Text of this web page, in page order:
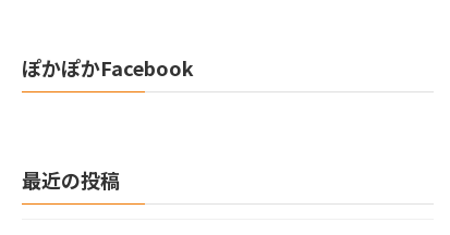
ぽかぽかFacebook
最近の投稿